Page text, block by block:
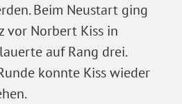
Beim Neustart ging
vor Norbert Kiss in
auf Rang drei.
konnte Kiss wieder